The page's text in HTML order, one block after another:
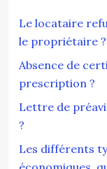
Le locataire
le propriétaire ?
Absence de
prescription ?
Lettre de
?
Les différents